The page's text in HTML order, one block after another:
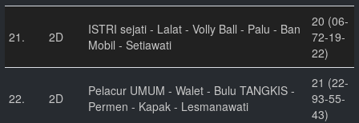
21. 2D
ISTRI sejati - Lalat - Volly Ball - Palu - Ban
Mobil - Setiawati
20 (06-
72-19-
22)
22. 2D
Pelacur UMUM - Walet - Bulu TANGKIS -
Permen - Kapak - Lesmanawati
21 (22-
93-55-
43)